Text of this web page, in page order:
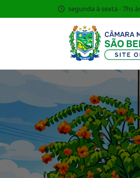
segunda à sexta - 7hs